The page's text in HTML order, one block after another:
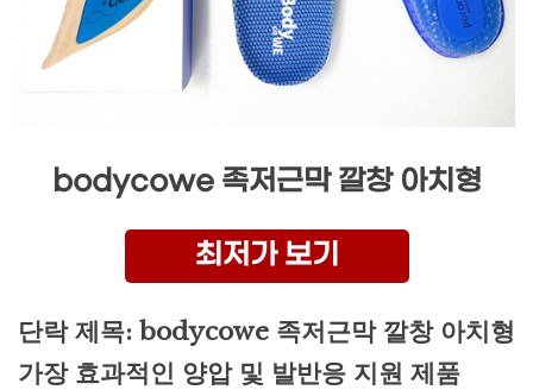
bodycowe 족저근막 깔창 아치형
최저가 보기
단락 제목: bodycowe 족저근막 깔창 아치형
가장 효과적인 양압 및 발반응 지원 제품